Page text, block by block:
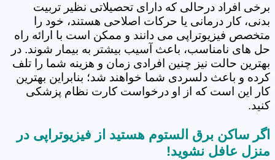
برخی افراد درحالی که دارای تحصیلاتی نظیر تربیت
بدنی، کار درمانی یا حرکات اصلاحی هستند، خود را
متخصص فیزیوتراپی می دانند و ممکن است با ارائه راه
حل های نامناسب، باعث آسیب بیشتر به بیمار شوند. در
بهترین حالت نیز چنین افرادی زمان و هزینه شما را تلف
کرده و باعث دلسردی شما خواهند شد؛ بنابراین بهترین
کار این است که از او درخواست کارت نظام پزشکی
کنید.
اگر ساکن برق الستوم هستید از فیزیوتراپی در
منزل عافل نشوید!